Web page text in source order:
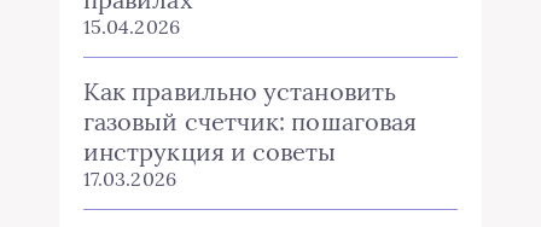
15.04.2026
Как правильно установить
газовый счетчик: пошаговая
инструкция и советы
17.03.2026